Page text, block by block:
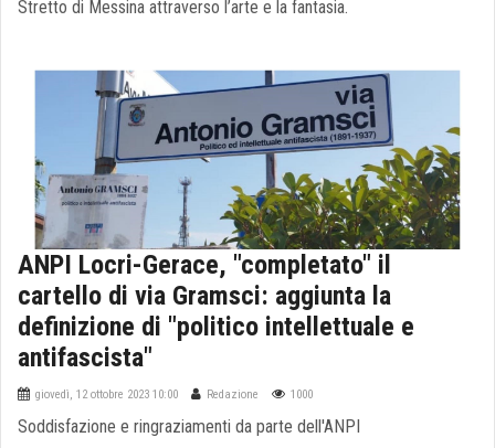
Stretto di Messina attraverso l’arte e la fantasia.
ANPI Locri-Gerace, "completato" il
cartello di via Gramsci: aggiunta la
definizione di "politico intellettuale e
antifascista"
giovedì, 12 ottobre 2023 10:00 Redazione 1000
Soddisfazione e ringraziamenti da parte dell'ANPI